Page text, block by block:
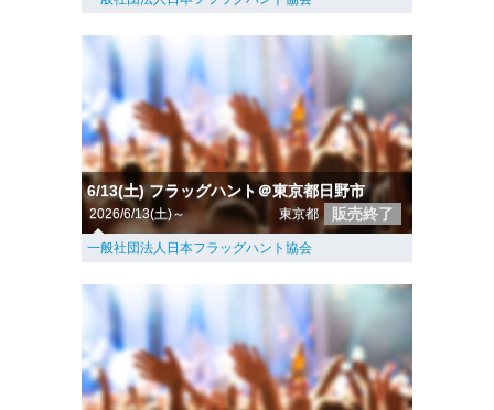
6/13(土) フラッグハント＠東京都日野市
2026/6/13(土)～ 東京都 販売終了
一般社団法人日本フラッグハント協会